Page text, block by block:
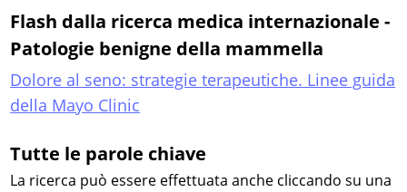
Flash dalla ricerca medica internazionale -
Patologie benigne della mammella
Dolore al seno: strategie terapeutiche. Linee guida
della Mayo Clinic
Tutte le parole chiave
La ricerca può essere effettuata anche cliccando su una